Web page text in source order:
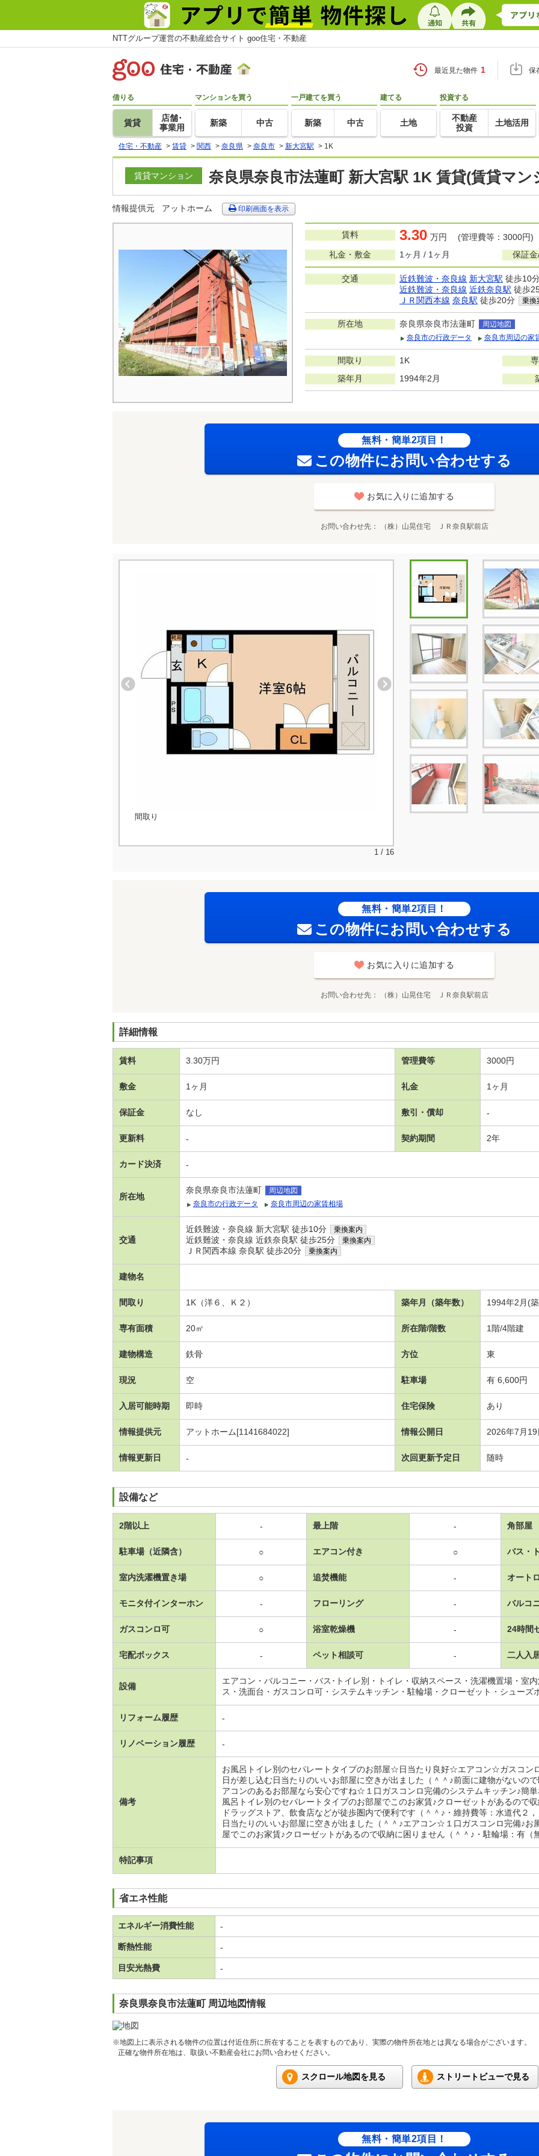
NTTグループ運営の不動産総合サイト goo住宅・不動産
最近見た物件 1 保
借りる
賃貸
店舗･
事業用
マンションを買う
新築 中古
一戸建てを買う
新築 中古
建てる
土地
投資する
不動産
投資
土地活用
住宅・不動産 > 賃貸 > 関西 > 奈良県 > 奈良市 > 新大宮駅 > 1K
賃貸マンション 奈良県奈良市法蓮町 新大宮駅 1K 賃貸(賃貸マ
情報提供元 アットホーム 印刷画面を表示
賃料 3.30 万円 (管理費等：3000円)
礼金・敷金
1ヶ月 / 1ヶ月 保証
交通 近鉄難波・奈良線 新大宮駅 徒歩10
近鉄難波・奈良線 近鉄奈良駅 徒歩
ＪＲ関西本線 奈良駅 徒歩20分 乗換
所在地 奈良県奈良市法蓮町
周辺地図
奈良市の行政データ
奈良市周辺の家
間取り 1K
築年月 1994年2月
無料・簡単2項目！
この物件にお問い合わせする
お気に入りに追加する
お問い合わせ先 （株）山晃住宅 ＪＲ奈良駅前店
間取り
1 / 16
無料・簡単2項目！
この物件にお問い合わせする
お気に入りに追加する
お問い合わせ先 （株）山晃住宅 ＪＲ奈良駅前店
詳細情報
賃料 3.30万円 管理費等 3000円
敷金 1ヶ月 礼金 1ヶ月
保証金 なし 敷引・償却 -
更新料 - 契約期間 2年
カード決済 -
所在地
奈良県奈良市法蓮町
周辺地図
奈良市の行政データ
奈良市周辺の家賃相場
交通
近鉄難波・奈良線 新大宮駅 徒歩10分 乗換案内
近鉄難波・奈良線 近鉄奈良駅 徒歩25分 乗換案内
ＪＲ関西本線 奈良駅 徒歩20分 乗換案内
建物名
間取り 1K（洋６、Ｋ２） 築年月（築年数） 1994年2月(
専有面積 20㎡ 所在階/階数 1階/4階建
建物構造 鉄骨 方位 東
現況 空 駐車場 有 6,600円
入居可能時期 即時 住宅保険 あり
情報提供元 アットホーム[1141684022] 情報公開日 2026年7月19
情報更新日 - 次回更新予定日 随時
設備など
2階以上 - 最上階 - 角部屋
駐車場（近隣含） ○ エアコン付き ○ バス・
室内洗濯機置き場 ○ 追焚機能 - オート
モニタ付インターホン - フローリング - バルコ
ガスコンロ可 ○ 浴室乾燥機 - 24時間
宅配ボックス - ペット相談可 - 二人入
設備
エアコン・バルコニー・バス･トイレ別・トイレ・収納スペース・洗濯機置場・室
ス・洗面台・ガスコンロ可・システムキッチン・駐輪場・クローゼット・シューズ
リフォーム履歴 -
リノベーション履歴 -
備考
お風呂トイレ別のセパレートタイプのお部屋☆日当たり良好☆エアコン☆ガスコン
日が差し込む日当たりのいいお部屋に空きが出ました（＾＾♪前面に建物がないの
アコンのあるお部屋なら安心ですね☆１口ガスコンロ完備のシステムキッチン♪簡
風呂トイレ別のセパレートタイプのお部屋でこのお家賃♪クローゼットがあるので
ドラッグストア、飲食店などが徒歩圏内で便利です（＾＾♪・維持費等：水道代２
日当たりのいいお部屋に空きが出ました（＾＾♪エアコン☆１口ガスコンロ完備♪お
屋でこのお家賃♪クローゼットがあるので収納に困りません（＾＾♪・駐輪場：有（
特記事項
省エネ性能
エネルギー消費性能 -
断熱性能 -
目安光熱費 -
奈良県奈良市法蓮町 周辺地図情報
※地図上に表示される物件の位置は付近住所に所在することを表すものであり、実際の物件所在地とは異なる場合がございます。
正確な物件所在地は、取扱い不動産会社にお問い合わせください。
スクロール地図を見る ストリートビューで見る
無料・簡単2項目！